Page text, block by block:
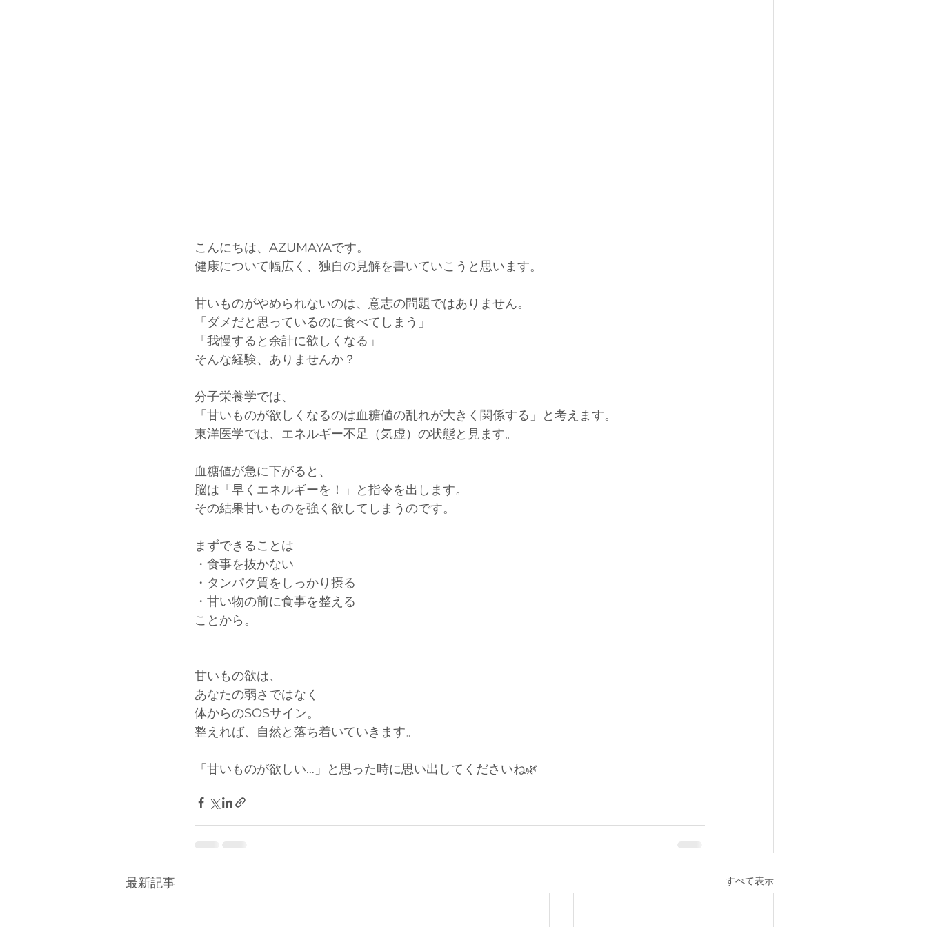
こんにちは、AZUMAYAです。
健康について幅広く、独自の見解を書いていこうと思います。
甘いものがやめられないのは、意志の問題ではありません。
「ダメだと思っているのに食べてしまう」
「我慢すると余計に欲しくなる」
そんな経験、ありませんか？
分子栄養学では、
「甘いものが欲しくなるのは血糖値の乱れが大きく関係する」と考えます。
東洋医学では、エネルギー不足（気虚）の状態と見ます。
血糖値が急に下がると、
脳は「早くエネルギーを！」と指令を出します。
その結果甘いものを強く欲してしまうのです。
まずできることは
・食事を抜かない
・タンパク質をしっかり摂る
・甘い物の前に食事を整える
ことから。
甘いもの欲は、
あなたの弱さではなく
体からのSOSサイン。
整えれば、自然と落ち着いていきます。
「甘いものが欲しい…」と思った時に思い出してくださいね🌿
最新記事 すべて表示